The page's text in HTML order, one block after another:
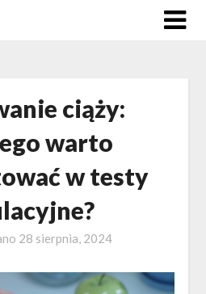
ciąży:
warto
w testy
28 sierpnia, 2024